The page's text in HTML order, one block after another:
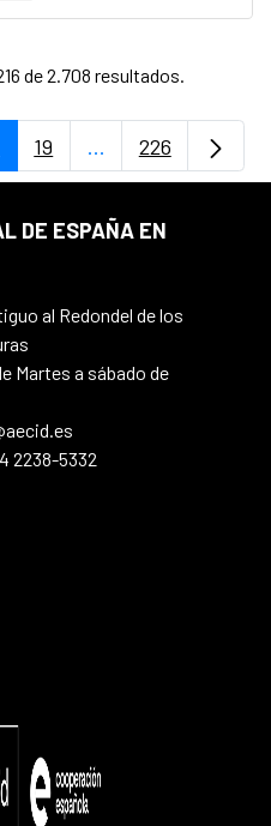
de 2.708 resultados.
Use TAB para
Página
19 ...PáginasPágina
226
DE ESPAÑA EN
al Redondel de los
Martes a sábado de
2238-5332